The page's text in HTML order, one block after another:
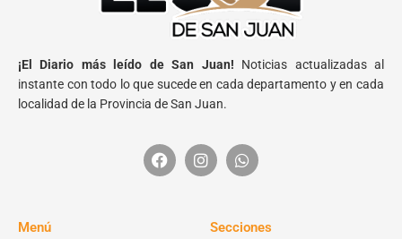
¡El Diario más leído de San Juan! Noticias actualizadas al
instante con todo lo que sucede en cada departamento y en cada
localidad de la Provincia de San Juan.
Menú Secciones